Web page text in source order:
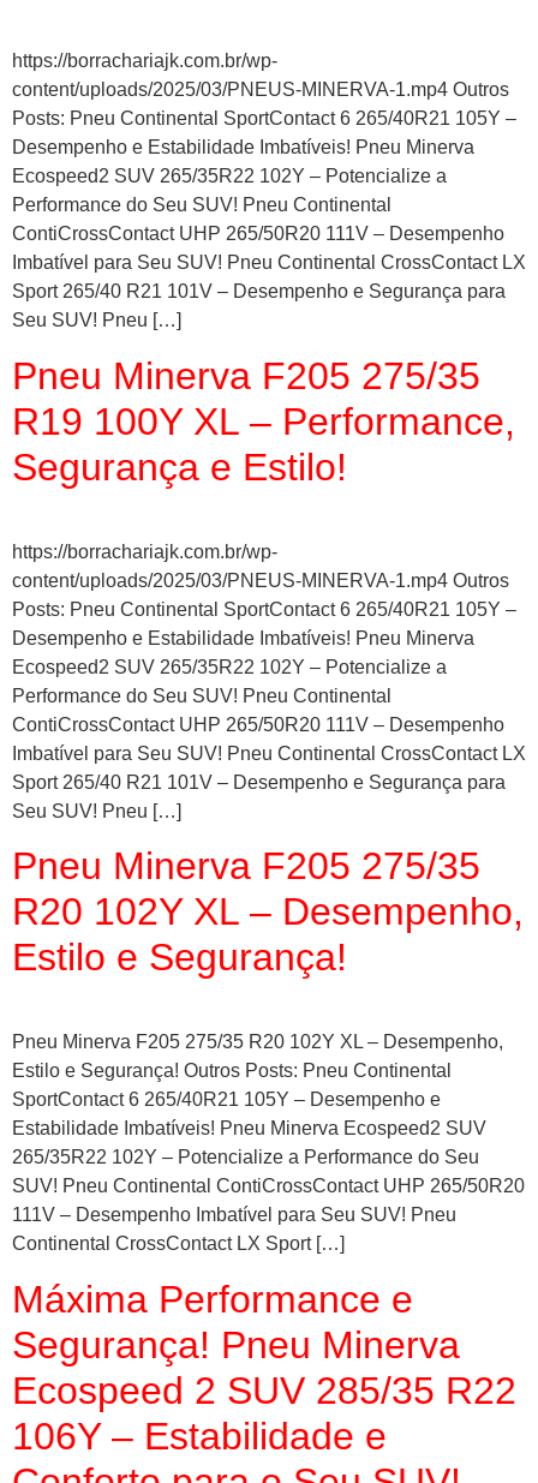
https://borrachariajk.com.br/wp-
content/uploads/2025/03/PNEUS-MINERVA-1.mp4 Outros
Posts: Pneu Continental SportContact 6 265/40R21 105Y –
Desempenho e Estabilidade Imbatíveis! Pneu Minerva
Ecospeed2 SUV 265/35R22 102Y – Potencialize a
Performance do Seu SUV! Pneu Continental
ContiCrossContact UHP 265/50R20 111V – Desempenho
Imbatível para Seu SUV! Pneu Continental CrossContact LX
Sport 265/40 R21 101V – Desempenho e Segurança para
Seu SUV! Pneu […]
Pneu Minerva F205 275/35
R19 100Y XL – Performance,
Segurança e Estilo!
https://borrachariajk.com.br/wp-
content/uploads/2025/03/PNEUS-MINERVA-1.mp4 Outros
Posts: Pneu Continental SportContact 6 265/40R21 105Y –
Desempenho e Estabilidade Imbatíveis! Pneu Minerva
Ecospeed2 SUV 265/35R22 102Y – Potencialize a
Performance do Seu SUV! Pneu Continental
ContiCrossContact UHP 265/50R20 111V – Desempenho
Imbatível para Seu SUV! Pneu Continental CrossContact LX
Sport 265/40 R21 101V – Desempenho e Segurança para
Seu SUV! Pneu […]
Pneu Minerva F205 275/35
R20 102Y XL – Desempenho,
Estilo e Segurança!
Pneu Minerva F205 275/35 R20 102Y XL – Desempenho,
Estilo e Segurança! Outros Posts: Pneu Continental
SportContact 6 265/40R21 105Y – Desempenho e
Estabilidade Imbatíveis! Pneu Minerva Ecospeed2 SUV
265/35R22 102Y – Potencialize a Performance do Seu
SUV! Pneu Continental ContiCrossContact UHP 265/50R20
111V – Desempenho Imbatível para Seu SUV! Pneu
Continental CrossContact LX Sport […]
Máxima Performance e
Segurança! Pneu Minerva
Ecospeed 2 SUV 285/35 R22
106Y – Estabilidade e